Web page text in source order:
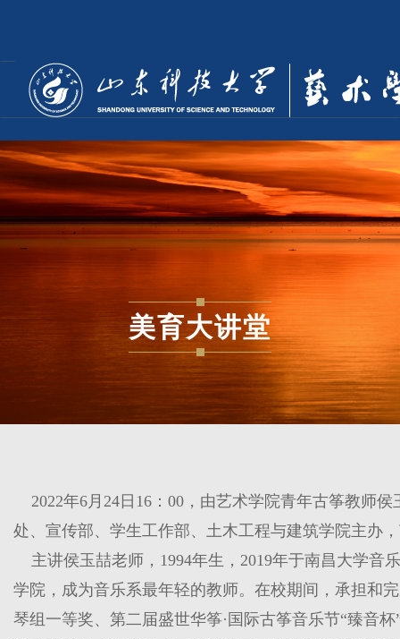
美育大讲堂
2022年6月24日16：00，由艺术学院青年古筝教师
处、宣传部、学生工作部、土木工程与建筑学院主办
主讲侯玉喆老师，1994年生，2019年于南昌大学音
学院，成为音乐系最年轻的教师。在校期间，承担和
琴组一等奖、第二届盛世华筝·国际古筝音乐节“臻音